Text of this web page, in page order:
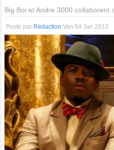
Big Boi et Andre 3000 collaborent
Posté par Rédaction Ven 04 Jan 2013